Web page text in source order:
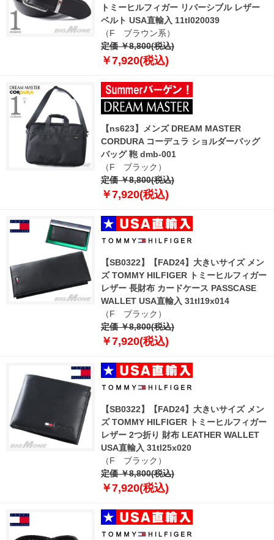
トミーヒルフィガー リバーシブル レザー
ベルト USA直輸入 11tl020039
（F ブラウン系）
定価 ￥8,800(税込)
￥7,920(税込)
【ns623】メンズ DREAM MASTER
CORDURA コーデュラ ショルダーバッグ
バッグ 鞄 dmb-001
（F ブラック）
定価 ￥8,800(税込)
￥7,920(税込)
【SB0322】【FAD24】大きいサイズ メン
ズ TOMMY HILFIGER トミーヒルフィガー
レザー 長財布 カードケース PASSCASE
WALLET USA直輸入 31tl19x014
（F ブラック）
定価 ￥8,800(税込)
￥7,920(税込)
【SB0322】【FAD24】大きいサイズ メン
ズ TOMMY HILFIGER トミーヒルフィガー
レザー 2つ折り 財布 LEATHER WALLET
USA直輸入 31tl25x020
（F ブラック）
定価 ￥8,800(税込)
￥7,920(税込)